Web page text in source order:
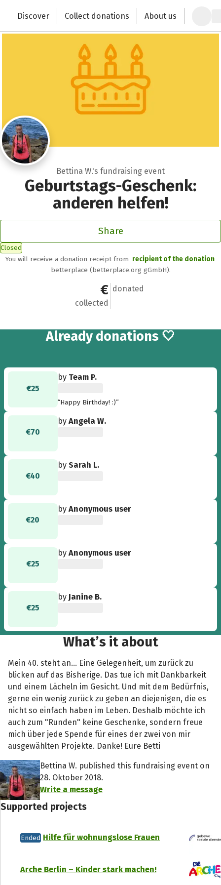
Change the world with your donation
Discover Collect donations About us
Bettina W.'s fundraising event
Geburtstags-Geschenk:
anderen helfen!
Share
Closed
You will receive a donation receipt from recipient of the donation
betterplace (betterplace.org gGmbH).
€265
collected
9
donated
Already 9
donations 🤍
€25
by Team P.
“Happy Birthday! :)”
€70
byAngela W.
€40
bySarah L.
€20
byAnonymous user
€25
byAnonymous user
€25
by Janine B.
What’s it about
Mein 40. steht an... Eine Gelegenheit, um zurück zu
blicken auf das Bisherige. Das tue ich mit Dankbarkeit
und einem Lächeln im Gesicht. Und mit dem Bedürfnis,
gerne ein wenig zurück zu geben an diejenigen, die es
nicht so einfach haben im Leben. Deshalb möchte ich
auch zum "Runden" keine Geschenke, sondern freue
mich über jede Spende für eines der zwei von mir
ausgewählten Projekte. Danke! Eure Betti
Bettina W. published this fundraising event on
28. Oktober 2018.
Write a message
Supported projects
Ended Hilfe für wohnungslose Frauen
Arche Berlin – Kinder stark machen!